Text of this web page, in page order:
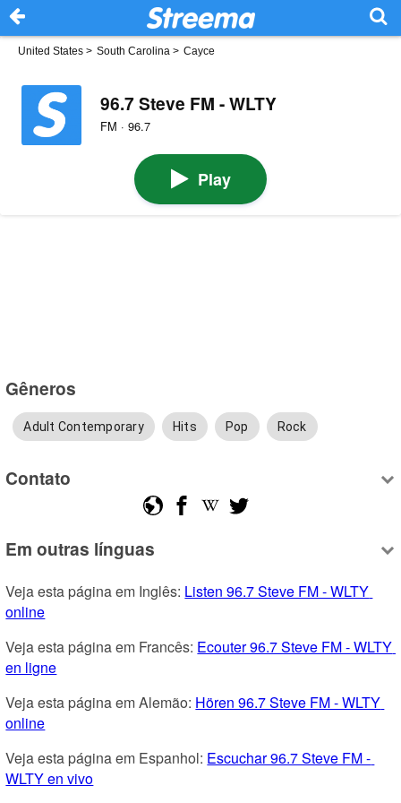
United States > South Carolina > Cayce
96.7 Steve FM - WLTY
FM · 96.7
Play
Gêneros
Adult Contemporary Hits Pop Rock
Contato
Em outras línguas
Veja esta página em Inglês: Listen 96.7 Steve FM - WLTY
online
Veja esta página em Francês: Ecouter 96.7 Steve FM - WLTY
en ligne
Veja esta página em Alemão: Hören 96.7 Steve FM - WLTY
online
Veja esta página em Espanhol: Escuchar 96.7 Steve FM -
WLTY en vivo